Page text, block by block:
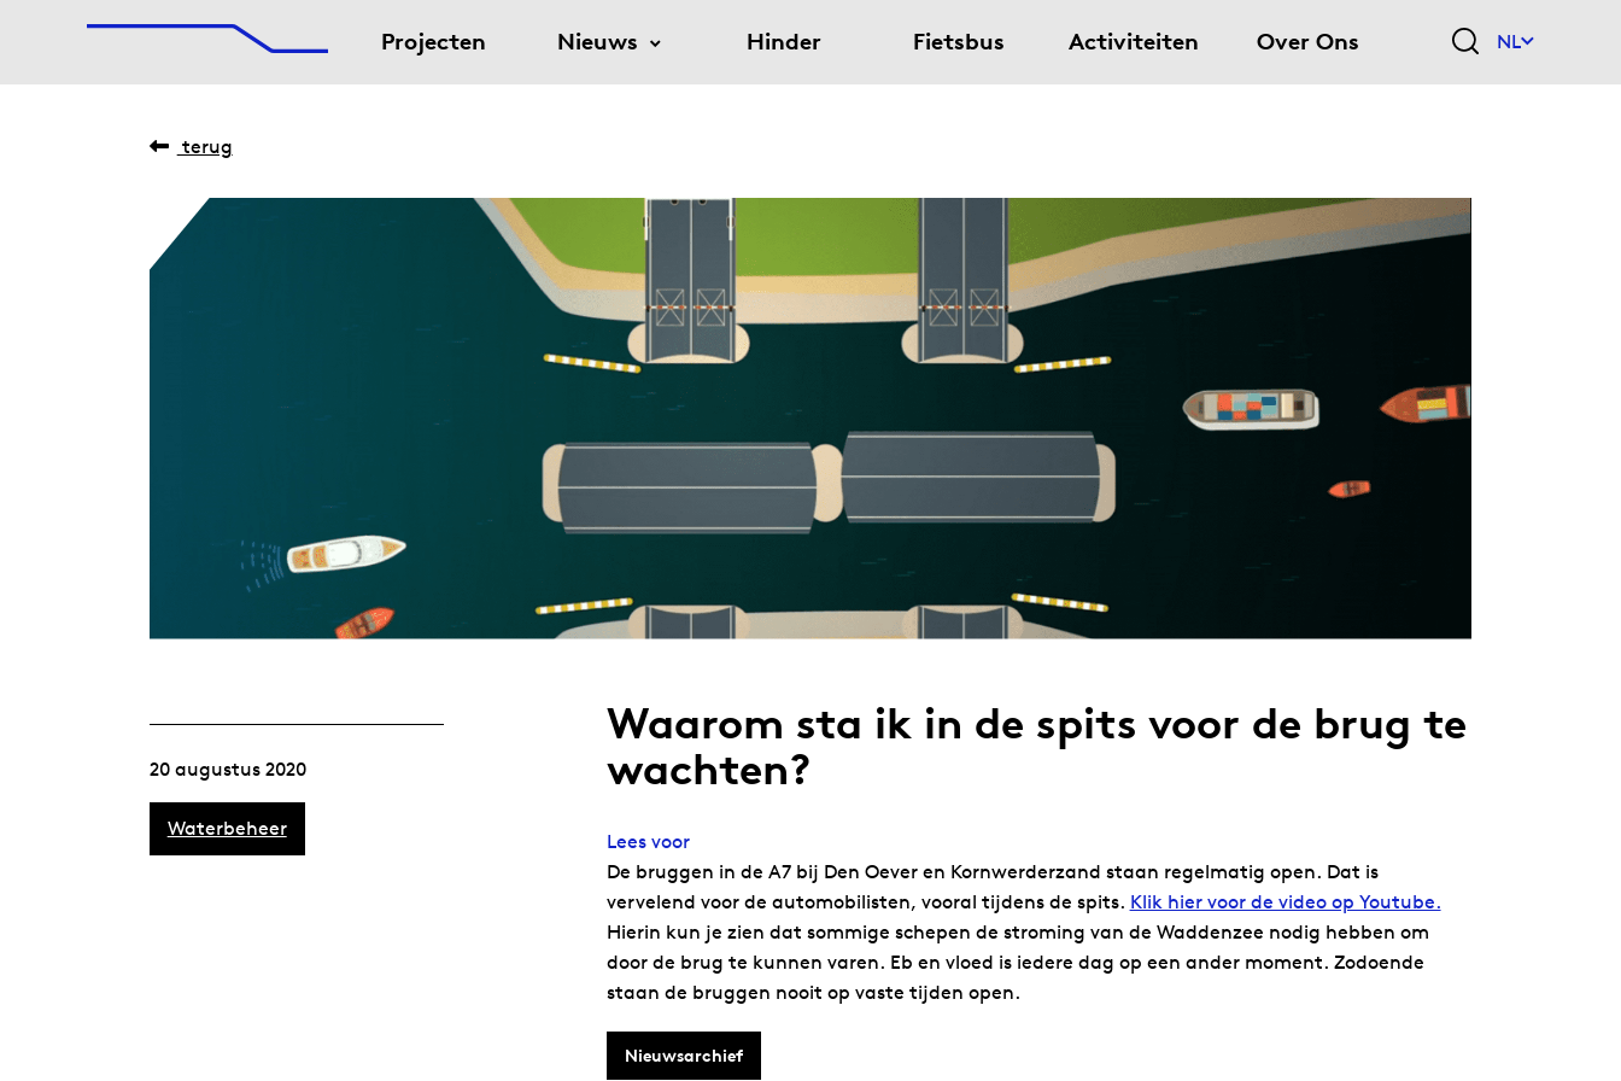
De Afsluitdijk
Projecten Nieuws Hinder Fietsbus Activiteiten Over Ons NL
terug
20 augustus 2020
Waterbeheer
Waarom sta ik in de spits voor de brug te
wachten?
Lees voor
De bruggen in de A7 bij Den Oever en Kornwerderzand staan regelmatig open. Dat is
vervelend voor de automobilisten, vooral tijdens de spits. Klik hier voor de video op Youtube.
Hierin kun je zien dat sommige schepen de stroming van de Waddenzee nodig hebben om
door de brug te kunnen varen. Eb en vloed is iedere dag op een ander moment. Zodoende
staan de bruggen nooit op vaste tijden open.
Nieuwsarchief